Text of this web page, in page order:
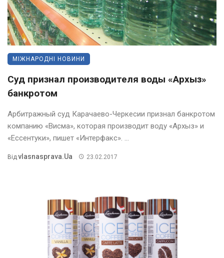
МІЖНАРОДНІ НОВИНИ
Суд признал производителя воды «Архыз»
банкротом
Арбитражный суд Карачаево-Черкесии признал банкротом
компанию «Висма», которая производит воду «Архыз» и
«Ессентуки», пишет «Интерфакс». ...
Від Vlasnasprava.ua 23.02.2017